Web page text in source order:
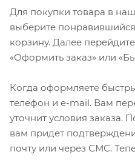
Для покупки товара в
выберите понравившийся
корзину. Далее
«Оформить заказ» или
Когда оформляете
телефон и e-mail. Вам
уточнит условия заказа.
вам придет
почту или через СМС.